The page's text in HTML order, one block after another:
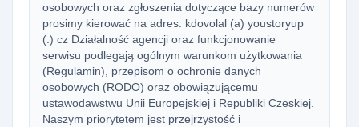
osobowych oraz zgłoszenia dotyczące bazy numerów
prosimy kierować na adres: kdovolal (a) youstoryup
(.) cz Działalność agencji oraz funkcjonowanie
serwisu podlegają ogólnym warunkom użytkowania
(Regulamin), przepisom o ochronie danych
osobowych (RODO) oraz obowiązującemu
ustawodawstwu Unii Europejskiej i Republiki Czeskiej.
Naszym priorytetem jest przejrzystość i